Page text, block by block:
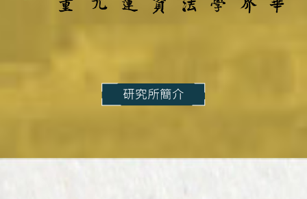
出版品
國際交流論文獎助
畢業生